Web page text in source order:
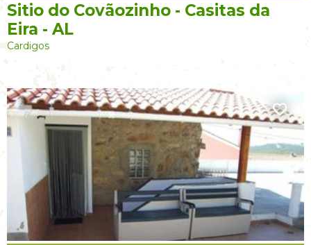
Sitio do Covãozinho - Casitas da
Eira - AL
Cardigos